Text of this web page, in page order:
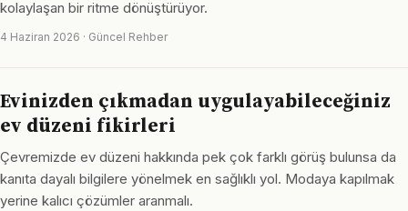
kolaylaşan bir ritme dönüştürüyor.
4 Haziran 2026 · Güncel Rehber
Evinizden çıkmadan uygulayabileceğiniz
ev düzeni fikirleri
Çevremizde ev düzeni hakkında pek çok farklı görüş bulunsa da
kanıta dayalı bilgilere yönelmek en sağlıklı yol. Modaya kapılmak
yerine kalıcı çözümler aranmalı.